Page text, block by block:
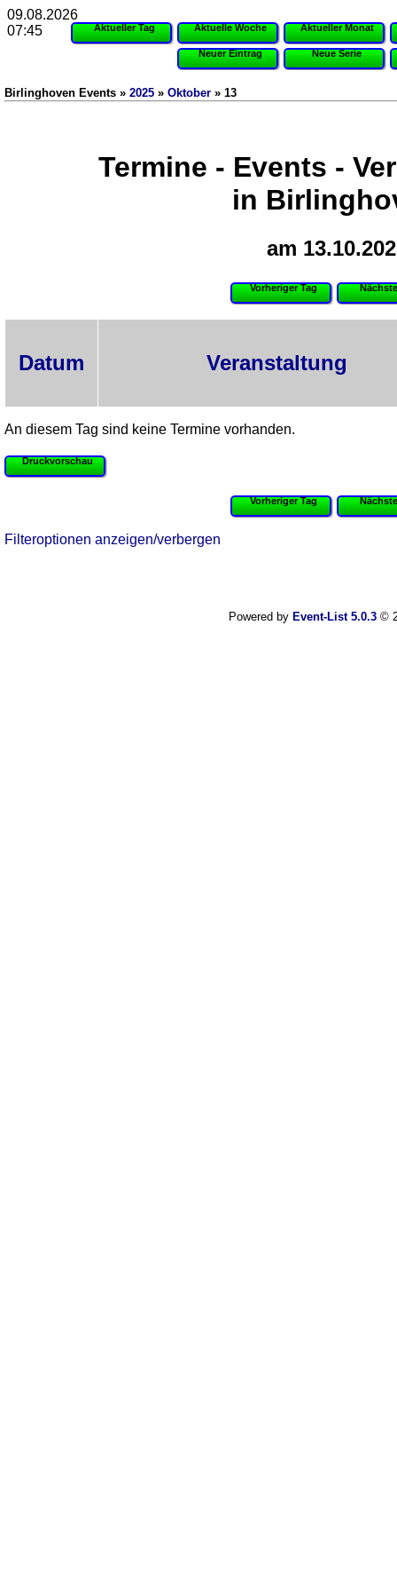
Aktueller Tag Aktuelle Woche Aktueller Monat
Neuer Eintrag Neue Serie
Birlinghoven Events » 2025 » Oktober » 13
Termine - Events -
in
am
Vorheriger Tag
Datum Veranstaltung
An diesem Tag sind keine Termine vorhanden.
Druckvorschau
Vorheriger Tag
Filteroptionen anzeigen/verbergen
Powered by Event-List 5.0.3©
09.08.2026
07:45